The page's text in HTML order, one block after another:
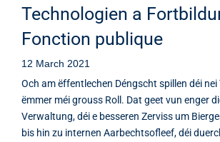
Technologien a
Fonction publique
12 March 2021
Och am ëffentlechen Déngscht spillen déi nei
ëmmer méi grouss Roll. Dat geet vun enger
Verwaltung, déi e besseren Zerviss um
bis hin zu internen Aarbechtsofleef, déi